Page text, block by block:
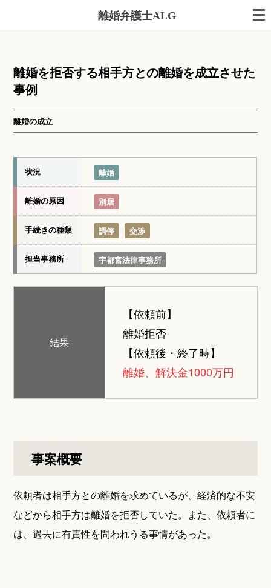
離婚弁護士ALG
離婚を拒否する相手方との離婚を成立させた
事例
離婚の成立
状況 離婚
離婚の原因 別居
手続きの種類 調停 交渉
担当事務所 宇都宮法律事務所
結果
【依頼前】
離婚拒否
【依頼後・終了時】
離婚、解決金1000万円
事案概要
依頼者は相手方との離婚を求めているが、経済的な不安
などから相手方は離婚を拒否していた。また、依頼者に
は、過去に有責性を問われうる事情があった。